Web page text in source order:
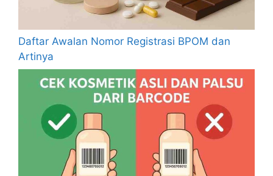
Daftar Awalan Nomor Registrasi BPOM dan
Artinya